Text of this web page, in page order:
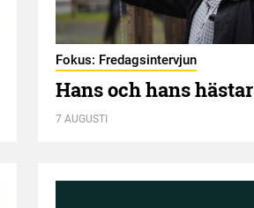
Fokus: Fredagsintervjun
Hans och hans hästar
7 AUGUSTI